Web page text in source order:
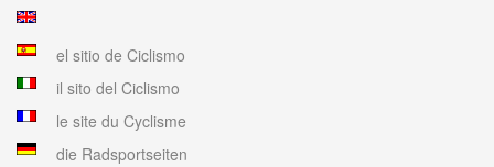
el sitio de Ciclismo
il sito del Ciclismo
le site du Cyclisme
die Radsportseiten